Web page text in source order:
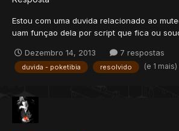
Estou com uma duvida relacionado ao
uam funçao dela por script que fica ou
manjer outros no npc e eu queria resolver
tem como mais nao tem como meio que
Dezembro 14, 2013 7 respostas
duvida - poketibia resolvido (e 1 mais)